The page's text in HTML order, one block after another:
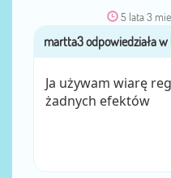
5 lata 3
przez
Ja używam wiarę
żadnych efektów